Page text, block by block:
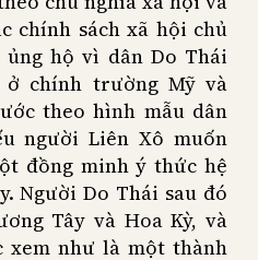
chính sách xã hội chủ
hộ vì dân Do Thái
ở chính trường Mỹ và
theo hình mẫu dân
người Liên Xô muốn
đồng minh ý thức hệ
Người Do Thái sau đó
Tây và Hoa Kỳ, và
xem như là một thành